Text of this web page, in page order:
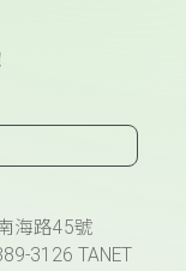
海路45號
3126 TANET